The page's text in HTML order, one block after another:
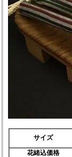
サイズ
花緒込価格